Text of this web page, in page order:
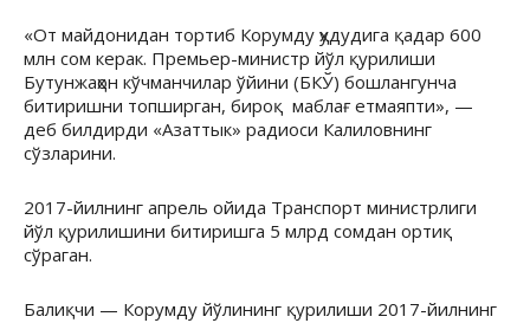
«От майдонидан тортиб Корумду ҳудудига қадар 600
млн сом керак. Премьер-министр йўл қурилиши
Бутунжаҳон кўчманчилар ўйини (БКЎ) бошлангунча
битиришни топширган, бироқ маблағ етмаяпти», —
деб билдирди «Азаттык» радиоси Калиловнинг
сўзларини.
2017-йилнинг апрель ойида Транспорт министрлиги
йўл қурилишини битиришга 5 млрд сомдан ортиқ
сўраган.
Балиқчи — Корумду йўлининг қурилиши 2017-йилнинг